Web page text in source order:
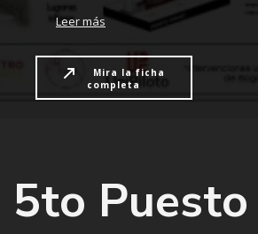
Leer más
Mira la ficha
completa
5to Puesto